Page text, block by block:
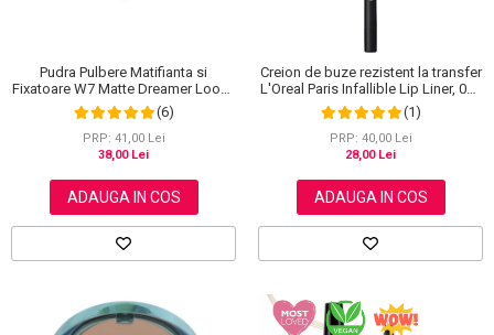
Pudra Pulbere Matifianta si
Fixatoare W7 Matte Dreamer Loose
Powder - Classy Cameo, 20g
(6)
PRP: 41,00 Lei
38,00 Lei
ADAUGA IN COS
Creion de buze rezistent la transfer
L'Oreal Paris Infallible Lip Liner, 001
Highlight On Point
(1)
PRP: 40,00 Lei
28,00 Lei
ADAUGA IN COS